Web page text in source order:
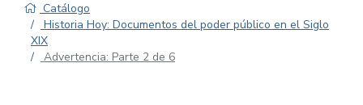
Catálogo
Historia Hoy: Documentos del poder público en el Siglo
XIX
Advertencia: Parte 2 de 6